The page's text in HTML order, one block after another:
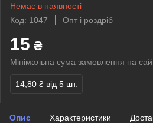
Немає в наявності
Код: 1047
Опт і роздріб
15 ₴
Мінімальна сума замовлення на
14,80 ₴ від 5 шт.
Опис Характеристики